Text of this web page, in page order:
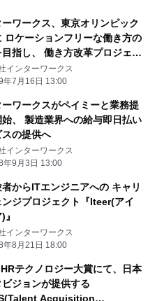
ーワークス、東京オリンピック
ロケーションフリーな働き方の
指し、 働き方改革プロジェク
進インターワークス
年7月16日 13:00
ーワークスがペイミーと業務提
、 製造業界への給与即日払い
の提供へ
インターワークス
年9月3日 13:00
からITエンジニアへの キャリ
ンジプロジェクト『Iteer(アイ
インターワークス
年8月21日 18:00
テクノロジー大賞にて、日本
ジョンが提供する
Acquisition